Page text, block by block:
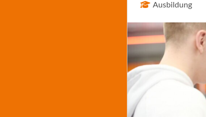
Ausbildung